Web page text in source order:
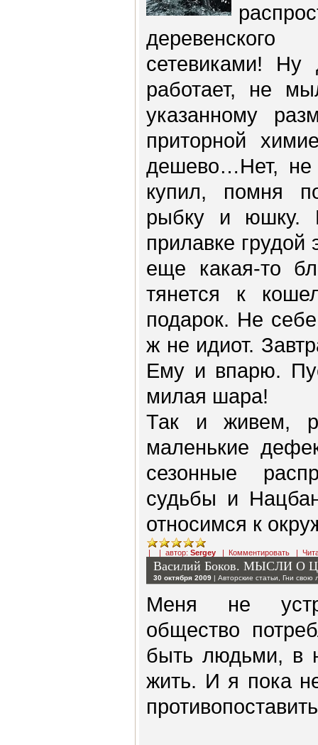
сетевиками!
работает, не
указанному
приторной
дешево…Нет,
купил, помня
рыбку и юшку.
прилавке
еще какая-то
тянется к
подарок. Не
ж не идиот.
Ему и впарю.
милая шара!
Так и живем,
маленькие
сезонные
судьбы и
относимся к
| | автор: Sergey | Комментировать |
Василий Боков. МЫСЛИ О
30 октября 2009 | Авторские статьи Гни свою
Меня не
общество
быть людьми, в
жить. И я пока